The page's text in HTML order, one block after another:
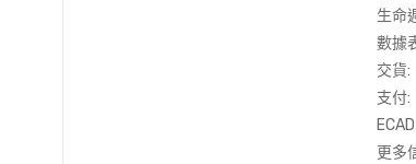
生命
數據
交貨:
支付:
更多